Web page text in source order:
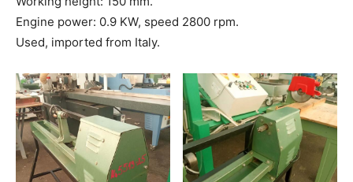
Engine power: 0.9 KW, speed 2800 rpm.
Used, imported from Italy.